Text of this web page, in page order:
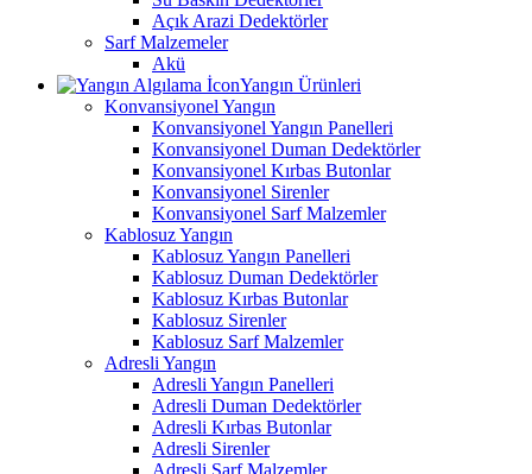
Açık Arazi Dedektörler
Sarf Malzemeler
Akü
Yangın Ürünleri
Konvansiyonel Yangın
Konvansiyonel Yangın Panelleri
Konvansiyonel Duman Dedektörler
Konvansiyonel Kırbas Butonlar
Konvansiyonel Sirenler
Konvansiyonel Sarf Malzemler
Kablosuz Yangın
Kablosuz Yangın Panelleri
Kablosuz Duman Dedektörler
Kablosuz Kırbas Butonlar
Kablosuz Sirenler
Kablosuz Sarf Malzemler
Adresli Yangın
Adresli Yangın Panelleri
Adresli Duman Dedektörler
Adresli Kırbas Butonlar
Adresli Sirenler
Adresli Sarf Malzemler